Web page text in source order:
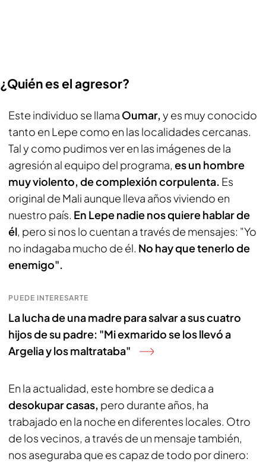
¿Quién es el agresor?
Este individuo se llama Oumar,y es muy conocido
tanto en Lepe como en las localidades cercanas.
Tal y como pudimos ver en las imágenes de la
agresión al equipo del programa, es un hombre
muy violento, de complexión corpulenta. Es
original de Mali aunque lleva años viviendo en
nuestro país. En Lepe nadie nos quiere hablar de
él, pero si nos lo cuentan a través de mensajes: "Yo
no indagaba mucho de él. No hay que tenerlo de
enemigo".
PUEDE INTERESARTE
La lucha de una madre para salvar a sus cuatro
hijos de su padre: "Mi exmarido se los llevó a
Argelia y los maltrataba"
En la actualidad, este hombre se dedica a
desokupar casas, pero durante años, ha
trabajado en la noche en diferentes locales. Otro
de los vecinos, a través de un mensaje también,
nos aseguraba que es capaz de todo por dinero: